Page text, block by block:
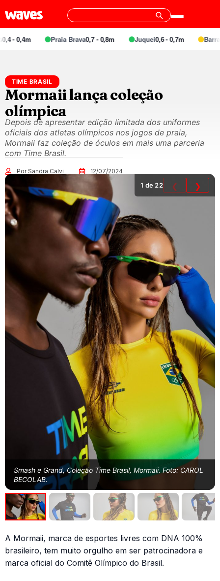
- 0,4m Praia Brava0,7 - 0,8m Juquei0,6 - 0,7m Barra
TIME BRASIL
Mormaii lança coleção
olímpica
Depois de apresentar edição limitada dos uniformes
oficiais dos atletas olímpicos nos jogos de praia,
Mormaii faz coleção de óculos em mais uma parceria
com Time Brasil.
Por Sandra Calvi 12/07/2024
Smash e Grand, Coleção Time Brasil, Mormaii. Foto: CAROL
BECOLAB.
1 de 22 ❮ ❯
A Mormaii, marca de esportes livres com DNA 100%
brasileiro, tem muito orgulho em ser patrocinadora e
marca oficial do Comitê Olímpico do Brasil.